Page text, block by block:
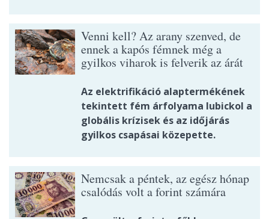
Venni kell? Az arany szenved, de
ennek a kapós fémnek még a
gyilkos viharok is felverik az árát
Az elektrifikáció alaptermékének
tekintett fém árfolyama lubickol a
globális krízisek és az időjárás
gyilkos csapásai közepette.
Nemcsak a péntek, az egész hónap
csalódás volt a forint számára